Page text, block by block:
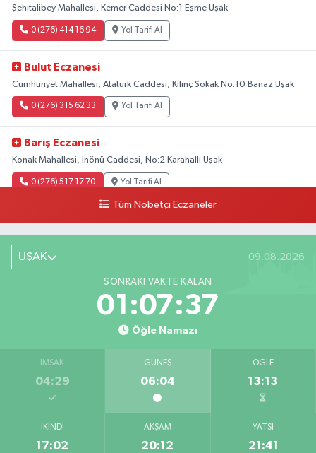
Şehitalibey Mahallesi, Kemer Caddesi No:1 Eşme Uşak
0 (276) 414 16 94 Yol Tarifi Al
Bulut Eczanesi
Cumhuriyet Mahallesi, Atatürk Caddesi, Kılınç Sokak No:10 Banaz Uşak
0 (276) 315 62 33 Yol Tarifi Al
Barış Eczanesi
Konak Mahallesi, İnönü Caddesi, No:2 Karahallı Uşak
0 (276) 517 17 70 Yol Tarifi Al
Aşağı Mahallesi, Arıkan Bedük Caddesi, No:75 Ulubey Uşak
0 (276) 716 12 12
Keskin Eczanesi
Gölbahçe Mahallesi, Gazi Bulvarı No:194 Sivaslı Uşak
Yol Tarifi Al
Cumhuriyet Mahallesi, Uğur Mumcu Caddesi No:134 A Merkez Uşak
Serkan Eczanesi
Tüm Nöbetçi Eczaneler
UŞAK 09.08.2026
SONRAKI VAKTE KALAN
01:07:37
Öğle Namazı
İMSAK
04:29
GÜNEŞ
06:04
ÖĞLE
13:13
İKINDI
17:02
AKŞAM
20:12
YATSI
21:41